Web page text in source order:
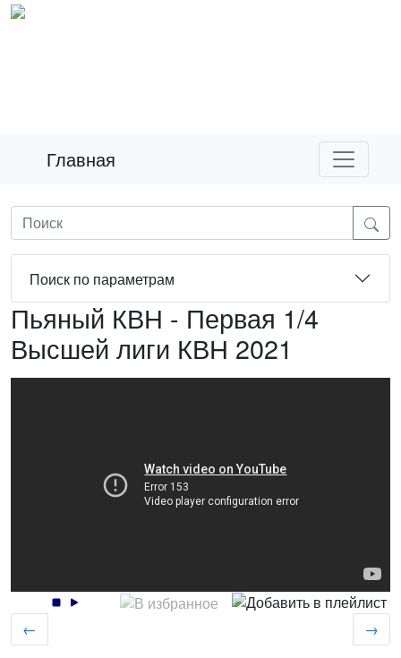
Главная
Поиск по параметрам
Пьяный КВН - Первая 1/4
Высшей лиги КВН 2021
←
→